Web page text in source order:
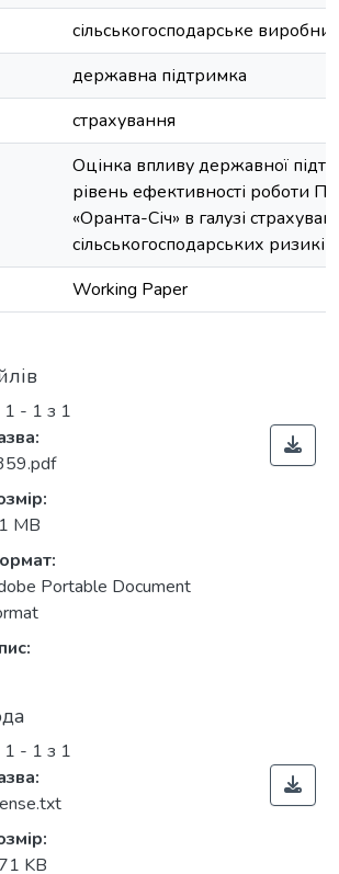
сільськогосподарське
державна підтримка
страхування
Оцінка впливу державної
рівень ефективності роботи
«Оранта-Січ» в галузі
сільськогосподарських ризиків
Working Paper
1 - 1 з 1
MB
Portable Document
1 - 1 з 1
KB